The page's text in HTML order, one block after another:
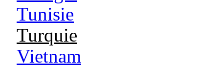
Tunisie
Turquie
Vietnam